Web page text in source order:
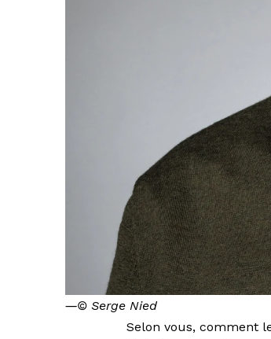
―© Serge Nied
Selon vous, comment